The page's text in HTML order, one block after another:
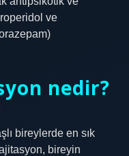
ve
nedir?
bireylerde en sık
bireyin